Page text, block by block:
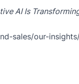
AI Is
sales/our-